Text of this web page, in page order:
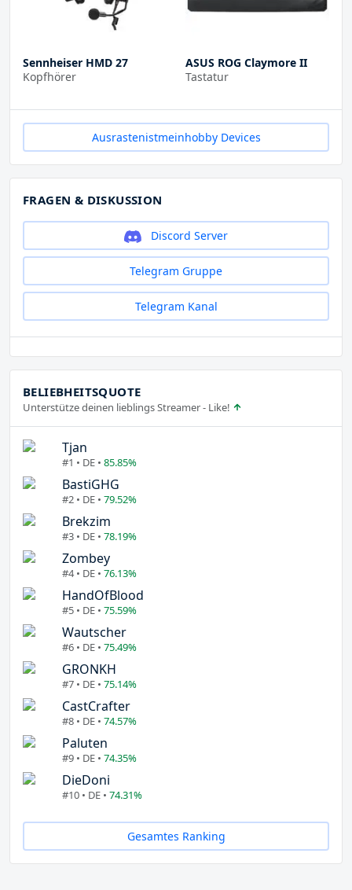
Sennheiser HMD 27
Kopfhörer
ASUS ROG Claymore II
Tastatur
Ausrastenistmeinhobby Devices
FRAGEN & DISKUSSION
Discord Server
Telegram Gruppe
Telegram Kanal
BELIEBHEITSQUOTE
Unterstütze deinen lieblings Streamer - Like!
Tjan
#1 • DE • 85.85%
BastiGHG
#2 • DE • 79.52%
Brekzim
#3 • DE • 78.19%
Zombey
#4 • DE • 76.13%
HandOfBlood
#5 • DE • 75.59%
Wautscher
#6 • DE • 75.49%
GRONKH
#7 • DE • 75.14%
CastCrafter
#8 • DE • 74.57%
Paluten
#9 • DE • 74.35%
DieDoni
#10 • DE • 74.31%
Gesamtes Ranking